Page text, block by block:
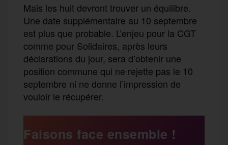
Mais les huit devront trouver un équilibre.
Une date supplémentaire au 10 septembre
est plus que probable. L’enjeu pour la CGT
comme pour Solidaires, après leurs
déclarations du jour, sera d’obtenir une
position commune qui ne rejette pas le 10
septembre ni ne donne l’impression de
vouloir le récupérer.
Faisons face ensemble !